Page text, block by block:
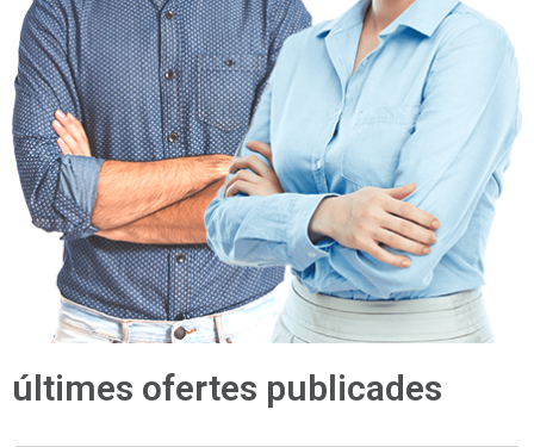
últimes ofertes publicades